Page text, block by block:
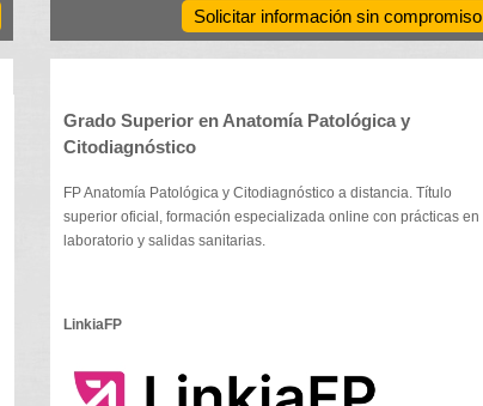
Solicitar información sin compromiso
Grado Superior en Anatomía Patológica y
Citodiagnóstico
FP Anatomía Patológica y Citodiagnóstico a distancia. Título
superior oficial, formación especializada online con prácticas en
laboratorio y salidas sanitarias.
LinkiaFP